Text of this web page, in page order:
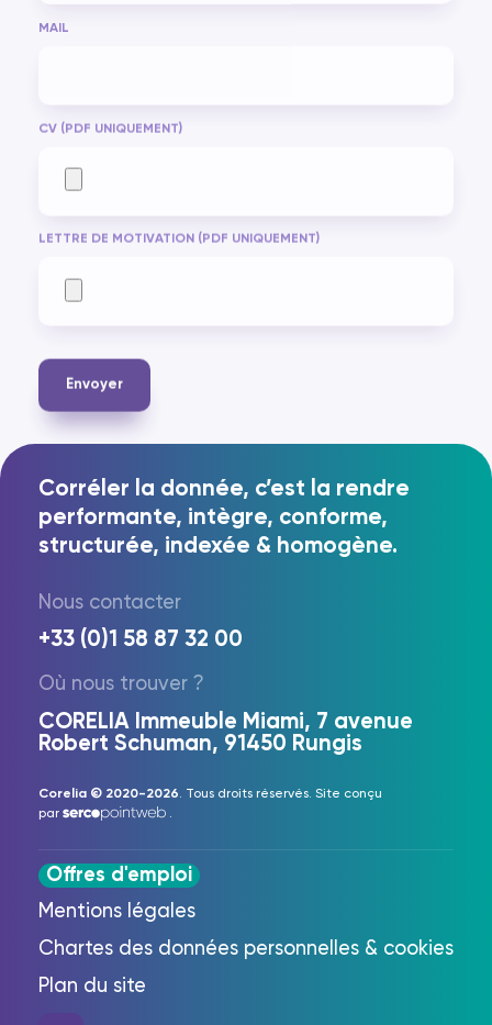
MAIL
CV (PDF UNIQUEMENT)
LETTRE DE MOTIVATION (PDF UNIQUEMENT)
Envoyer
Corelia © 2020-2026. Tous droits réservés. Site conçu
par
.
Corréler la donnée, c’est la rendre
performante, intègre, conforme,
structurée, indexée & homogène.
Nous contacter
+33 (0)1 58 87 32 00
Où nous trouver ?
CORELIA Immeuble Miami, 7 avenue
Robert Schuman, 91450 Rungis
Offres d'emploi
Mentions légales
Chartes des données personnelles & cookies
Plan du site